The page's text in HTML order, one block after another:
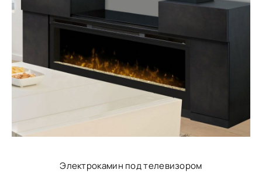
Электрокамин под телевизором